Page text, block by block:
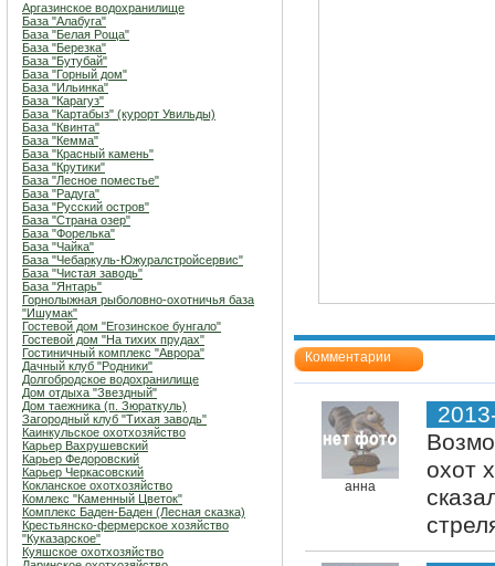
Аргазинское водохранилище
База "Алабуга"
База "Белая Роща"
База "Березка"
База "Бутубай"
База "Горный дом"
База "Ильинка"
База "Карагуз"
База "Картабыз" (курорт Увильды)
База "Квинта"
База "Кемма"
База "Красный камень"
База "Крутики"
База "Лесное поместье"
База "Радуга"
База "Русский остров"
База "Страна озер"
База "Форелька"
База "Чайка"
База "Чебаркуль-Южуралстройсервис"
База "Чистая заводь"
База "Янтарь"
Горнолыжная рыболовно-охотничья база
"Ишумак"
Гостевой дом "Егозинское бунгало"
Гостевой дом "На тихих прудах"
Гостиничный комплекс "Аврора"
Дачный клуб "Родники"
Долгобродское водохранилище
Дом отдыха "Звездный"
Дом таежника (п. Зюраткуль)
Загородный клуб "Тихая заводь"
Каинкульское охотхозяйство
Карьер Вахрушевский
Карьер Федоровский
Карьер Черкасовский
Кокланское охотхозяйство
Комлекс "Каменный Цветок"
Комплекс Баден-Баден (Лесная сказка)
Крестьянско-фермерское хозяйство
"Куказарское"
Куяшское охотхозяйство
Комментарии
анна
охот